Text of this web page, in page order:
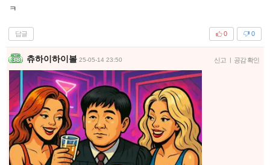
ㅋ
답글 0
0
츄하이하이볼 25-05-14 23:50 신고 | 공감 확인